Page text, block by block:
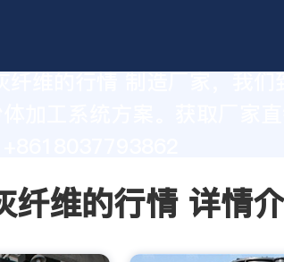
加工系统方案。获取厂家直
纤维的行情 详情